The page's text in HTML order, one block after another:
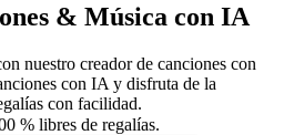
& Música con IA
nuestro creador de canciones con
con IA y disfruta de la
con facilidad.
% libres de regalías.